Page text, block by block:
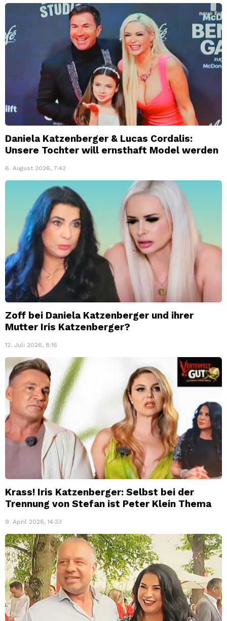
Daniela Katzenberger & Lucas Cordalis:
Unsere Tochter will ernsthaft Model werden
6. August 2026, 7:42
Zoff bei Daniela Katzenberger und ihrer
Mutter Iris Katzenberger?
12. Juli 2026, 8:16
Krass! Iris Katzenberger: Selbst bei der
Trennung von Stefan ist Peter Klein Thema
9. April 2026, 14:33